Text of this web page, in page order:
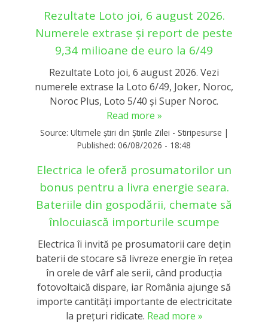
Rezultate Loto joi, 6 august 2026.
Numerele extrase și report de peste
9,34 milioane de euro la 6/49
Rezultate Loto joi, 6 august 2026. Vezi
numerele extrase la Loto 6/49, Joker, Noroc,
Noroc Plus, Loto 5/40 și Super Noroc.
Read more »
Source: Ultimele știri din Știrile Zilei - Stiripesurse |
Published: 06/08/2026 - 18:48
Electrica le oferă prosumatorilor un
bonus pentru a livra energie seara.
Bateriile din gospodării, chemate să
înlocuiască importurile scumpe
Electrica îi invită pe prosumatorii care dețin
baterii de stocare să livreze energie în rețea
în orele de vârf ale serii, când producția
fotovoltaică dispare, iar România ajunge să
importe cantități importante de electricitate
la prețuri ridicate. Read more »